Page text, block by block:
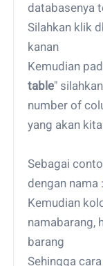
databasenya
Silahkan klik
kanan
Kemudian
table"
number of
yang akan
Sebagai
dengan nama
Kemudian
namabarang,
barang
Sehingga